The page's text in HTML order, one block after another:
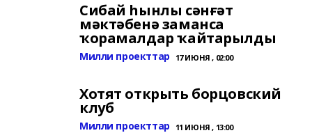
Сибай һынлы сәнғәт
мәктәбенә заманса
ҡорамалдар ҡайтарылды
Милли проекттар 17 ИЮНЯ , 02:00
Хотят открыть борцовский
клуб
Милли проекттар 11 ИЮНЯ , 13:00